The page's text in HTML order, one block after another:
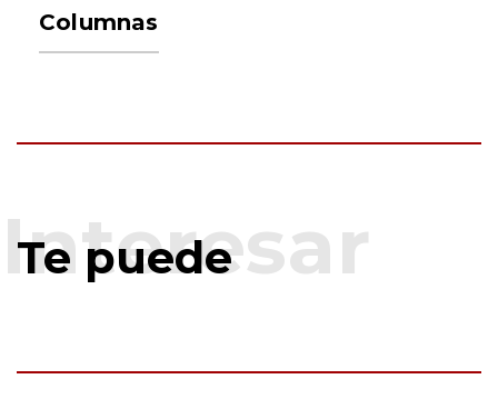
Columnas
Te puede